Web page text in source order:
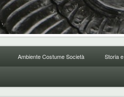
Ambiente Costume Società Storia